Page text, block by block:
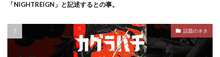
「NIGHTREIGN」と記述するとの事。
話題のネタ